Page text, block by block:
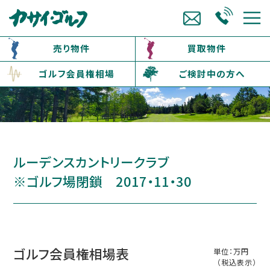
売り物件
買取物件
ゴルフ会員権相場
ご検討中の方へ
ルーデンスカントリークラブ
※ゴルフ場閉鎖 2017・11・30
ゴルフ会員権相場表
単位：万円
（税込表示）